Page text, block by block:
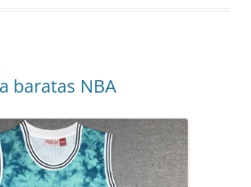
baratas NBA